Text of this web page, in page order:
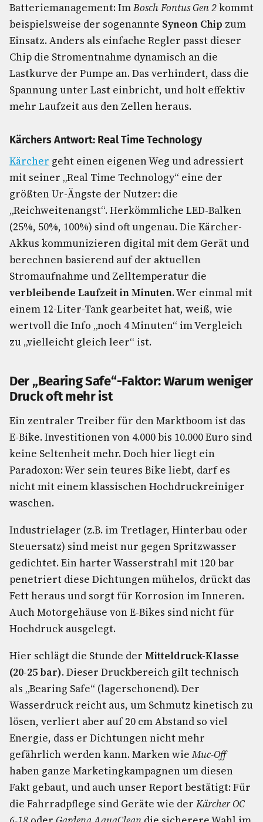
Batteriemanagement: ImBosch Fontus Gen 2kommt
beispielsweise der sogenannte Syneon Chip zum
Einsatz. Anders als einfache Regler passt dieser
Chip die Stromentnahme dynamisch an die
Lastkurve der Pumpe an. Das verhindert, dass die
Spannung unter Last einbricht, und holt effektiv
mehr Laufzeit aus den Zellen heraus.
Kärchers Antwort: Real Time Technology
Kärcher geht einen eigenen Weg und adressiert
mit seiner „Real Time Technology“ eine der
größten Ur-Ängste der Nutzer: die
„Reichweitenangst“. Herkömmliche LED-Balken
(25%, 50%, 100%) sind oft ungenau. Die Kärcher-
Akkus kommunizieren digital mit dem Gerät und
berechnen basierend auf der aktuellen
Stromaufnahme und Zelltemperatur die
verbleibende Laufzeit in Minuten. Wer einmal mit
einem 12-Liter-Tank gearbeitet hat, weiß, wie
wertvoll die Info „noch 4 Minuten“ im Vergleich
zu „vielleicht gleich leer“ ist.
Der „Bearing Safe“-Faktor: Warum weniger
Druck oft mehr ist
Ein zentraler Treiber für den Marktboom ist das
E-Bike. Investitionen von 4.000 bis 10.000 Euro sind
keine Seltenheit mehr. Doch hier liegt ein
Paradoxon: Wer sein teures Bike liebt, darf es
nicht mit einem klassischen Hochdruckreiniger
waschen.
Industrielager (z.B. im Tretlager, Hinterbau oder
Steuersatz) sind meist nur gegen Spritzwasser
gedichtet. Ein harter Wasserstrahl mit 120 bar
penetriert diese Dichtungen mühelos, drückt das
Fett heraus und sorgt für Korrosion im Inneren.
Auch Motorgehäuse von E-Bikes sind nicht für
Hochdruck ausgelegt.
Hier schlägt die Stunde der Mitteldruck-Klasse
(20-25 bar). Dieser Druckbereich gilt technisch
als „Bearing Safe“ (lagerschonend). Der
Wasserdruck reicht aus, um Schmutz kinetisch zu
lösen, verliert aber auf 20 cm Abstand so viel
Energie, dass er Dichtungen nicht mehr
gefährlich werden kann. Marken wieMuc-Off
haben ganze Marketingkampagnen um diesen
Fakt gebaut, und auch unser Report bestätigt: Für
die Fahrradpflege sind Geräte wie der Kärcher OC